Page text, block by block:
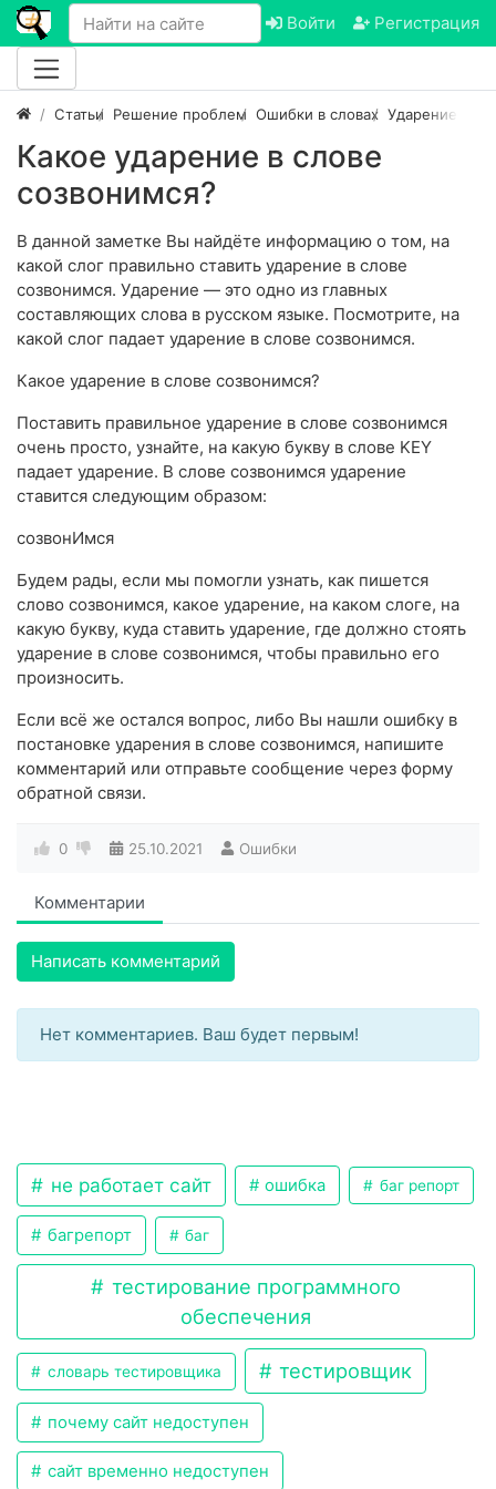
Войти Регистрация
Статьи Решение проблем Ошибки в словах Ударение в
Какое ударение в слове
созвонимся?
В данной заметке Вы найдёте информацию о том, на
какой слог правильно ставить ударение в слове
созвонимся. Ударение — это одно из главных
составляющих слова в русском языке. Посмотрите, на
какой слог падает ударение в слове созвонимся.
Какое ударение в слове созвонимся?
Поставить правильное ударение в слове созвонимся
очень просто, узнайте, на какую букву в слове KEY
падает ударение. В слове созвонимся ударение
ставится следующим образом:
созвонИмся
Будем рады, если мы помогли узнать, как пишется
слово созвонимся, какое ударение, на каком слоге, на
какую букву, куда ставить ударение, где должно стоять
ударение в слове созвонимся, чтобы правильно его
произносить.
Если всё же остался вопрос, либо Вы нашли ошибку в
постановке ударения в слове созвонимся, напишите
комментарий или отправьте сообщение через форму
обратной связи.
0 25.10.2021 Ошибки
Комментарии
Написать комментарий
Нет комментариев. Ваш будет первым!
не работает сайт ошибка баг репорт
багрепорт баг
тестирование программного
обеспечения
словарь тестировщика тестировщик
почему сайт недоступен
сайт временно недоступен